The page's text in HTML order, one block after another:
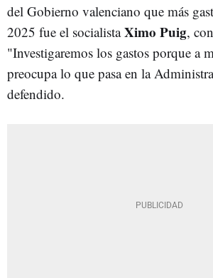
del Gobierno valenciano que más
2025 fue el socialistaXimo Puig, con
"Investigaremos los gastos porque a
preocupa lo que pasa en la
defendido.